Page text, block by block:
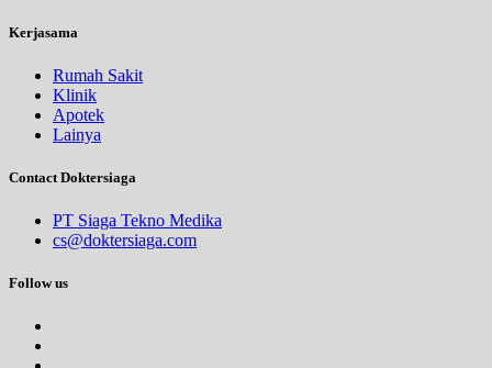
Kerjasama
Rumah Sakit
Klinik
Apotek
Lainya
Contact Doktersiaga
PT Siaga Tekno Medika
cs@doktersiaga.com
Follow us